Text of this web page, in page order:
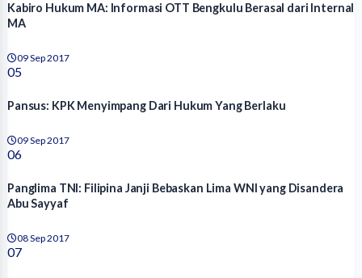
Kabiro Hukum MA: Informasi OTT Bengkulu Berasal dari Internal
MA
09 Sep 2017
05
Pansus: KPK Menyimpang Dari Hukum Yang Berlaku
09 Sep 2017
06
Panglima TNI: Filipina Janji Bebaskan Lima WNI yang Disandera
Abu Sayyaf
08 Sep 2017
07